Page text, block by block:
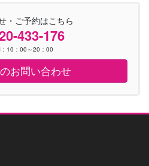
・ご予約はこちら
433-176
10：00～20：00
お問い合わせ